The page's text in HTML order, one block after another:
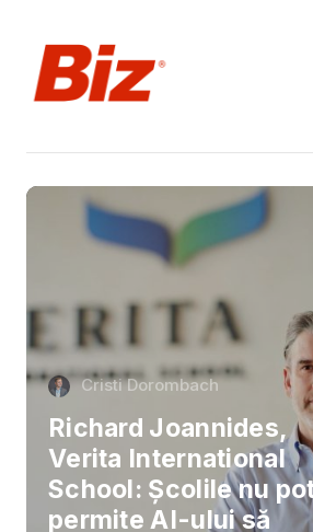
Cristi Dorombach
Richard Joannides,
Verita International
School: Școlile nu
permite AI-ului să